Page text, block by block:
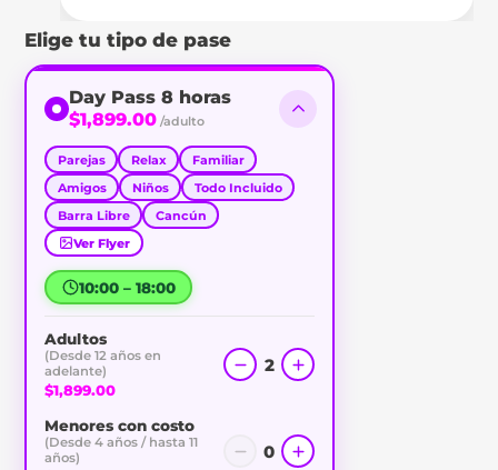
Elige tu tipo de pase
Day Pass 8 horas
$1,899.00 /adulto
Parejas Relax
Familiar
Amigos
Niños
Todo Incluido
Barra Libre
Cancún
Ver Flyer
10:00 – 18:00
Adultos
(Desde 12 años en
adelante)
$1,899.00
2
Menores con costo
(Desde 4 años / hasta 11
años)
0